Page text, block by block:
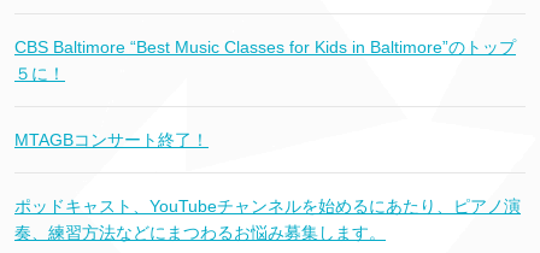
CBS Baltimore “Best Music Classes for Kids in Baltimore”のトップ
５に！
MTAGBコンサート終了！
ポッドキャスト、YouTubeチャンネルを始めるにあたり、ピアノ演
奏、練習方法などにまつわるお悩み募集します。